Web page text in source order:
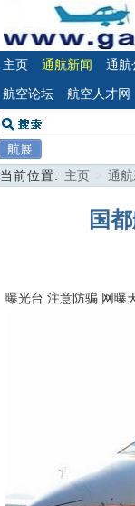
主页
通航新闻 通航
航空论坛 航空人才网
航展
当前位置: 主页 > 通航
国
曝光台 注意防骗 网曝